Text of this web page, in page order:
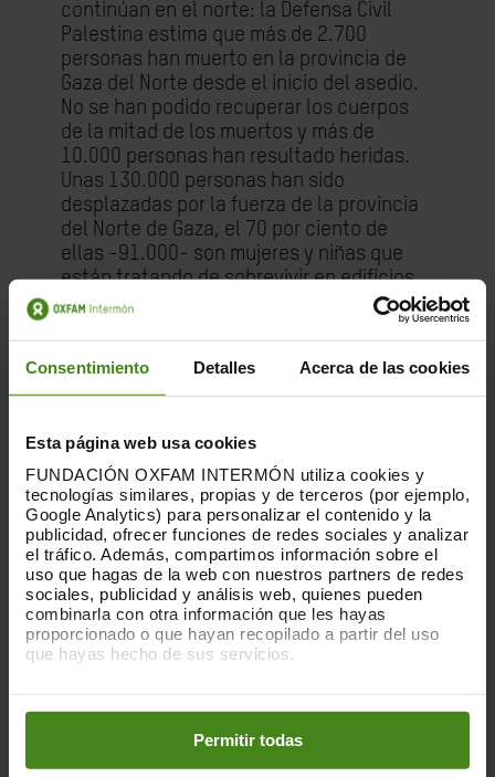
Consentimiento Detalles Acerca de las cookies
Esta página web usa cookies
FUNDACIÓN OXFAM INTERMÓN utiliza cookies y
tecnologías similares, propias y de terceros (por ejemplo,
Google Analytics) para personalizar el contenido y la
publicidad, ofrecer funciones de redes sociales y analizar
el tráfico. Además, compartimos información sobre el
uso que hagas de la web con nuestros partners de redes
sociales, publicidad y análisis web, quienes pueden
combinarla con otra información que les hayas
proporcionado o que hayan recopilado a partir del uso
que hayas hecho de sus servicios.
preferencias accediendo a nuestraPolítica de Cookieso
en los botones facilitados a continuación:
Permitir todas
continúan en el norte: la Defensa Civil
Palestina estima que más de 2.700
personas han muerto en la provincia de
Gaza del Norte desde el inicio del asedio.
No se han podido recuperar los cuerpos
de la mitad de los muertos y más de
10.000 personas han resultado heridas.
Unas 130.000 personas han sido
desplazadas por la fuerza de la provincia
del Norte de Gaza, el 70 por ciento de
ellas -91.000- son mujeres y niñas que
están tratando de sobrevivir en edificios
abandonados y refugios abarrotados en la
El desplazamiento masivo
recursos y ha complicado la entrega de
ayuda en condiciones ya de por sí
En toda Gaza las entregas de ayuda
siguen bloqueadas, obstaculizadas
deliberadamente y atacadas por el
ejército de Israel. Todos los accesos a la
franja apenas funcionan, y sólo Erez West
(Zikim) funciona con cierta regularidad. El
personal de Oxfam Intermón en el terreno
asegura que el acceso humanitario está
en su nivel más bajo. Se espera que las
a más de 1,6 millones de personas que
viven en refugios improvisados, incluido
medio millón en áreas propensas a